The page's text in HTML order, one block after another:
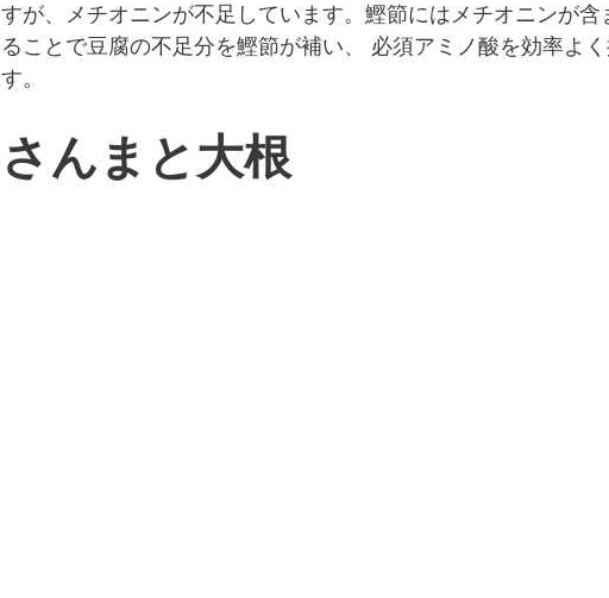
すが、メチオニンが不足しています。鰹節にはメチオニンが
ることで豆腐の不足分を鰹節が補い、 必須アミノ酸を効率よ
す。
さんまと大根